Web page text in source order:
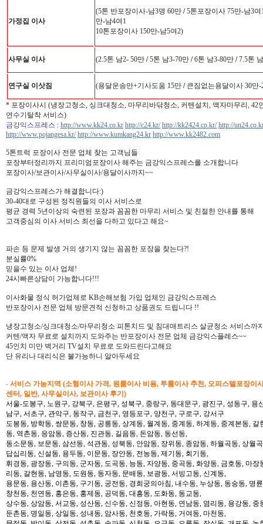
가정집 이사
(5톤 반포장이사-남3명 60만 /5톤포장이사 75만-남3여
만-남4여1
10톤포장이사 150만-남5여2)
사무실 이사 (2.5톤 남2- 50만 /5톤 남3-70만 /6톤 남3-80만 /7.5톤
연구실 이삿짐 (용달운송만+기사도움 15만 /큰짐없는용달이사 30만
* 포장이사시 (냉장고청소, 싱크대청소, 마무리바닦청소, 커텐설치, 액자마무리,
연수기탈착 서비스)
금강익스프레스 : http://www.kk24.co.kr http://c24.kr/ http://kk2424.co.kr/ http://
http://www.pojangesa.kr/ http://www.kumkang24.kr http://www.kk2482.com
5톤트럭 포장이사 전문 업체 찾는 고객님들
포장부터정리까지 프리미엄포장이사 해주는 금강익스프레스를 소개합니다
포장이사/보관이사/사무실이사/용달이사까지~~
금강익스프레스가 해결합니다:)
30-40대로 구성된 정직원들의 이사 서비스로
평균 경력 5년이상의 숙련된 포장과 꼼꼼한 마무리 서비스 및 친절한 안내를 통해
고객중심의 이사 서비스 최선을 다하고 있다고 해요~
파손 등 문제 발생 거의 생기지 않는 꼼꼼한 포장을 찾는다?!
분실률0%
믿을수 있는 이사 업체!
24시빠른상담이 가능합니다!!!
이사화물 정식 허가업체로 KB손해보험 가입 업체인 금강익스프레스
반포장이사 전문 업체 방문견적 신청하고 상품권도 드립니다 !!
냉장고청소/싱크대청소/마무리청소 피톤치드 및 침대매트리스 살균청소 서비스까
커텐/액자 무료로 설치까지 도와주는 반포장이사 전문 업체 금강익스플레스~~
45인치 미만 벽거리 TV설치 무료로 도와드린다고해요
단 유리나 대리식은 불가능하니 알아두세요
- 서비스 가능지역 (소형이사 가격, 원룸이사 비용, 투룸이사 추천, 오피스텔포장이
센터, 일반, 사무실이사, 보관이사 후기)
서울-도봉구, 노원구, 강북구, 은평구, 성북구, 중랑구, 동대문구, 광진구, 성동구,
남구, 서초구, 관악구, 동작구, 금천구, 영등포구, 양천구, 구로구, 강서구
도봉동, 방학동, 쌍문동, 창동, 공릉동, 상계동, 월계동, 중계동, 하계동, 중계본동,
동, 역촌동, 응암동, 증산동, 진관동, 길음동, 돈암동, 동선동,
동소문동, 보문동, 삼선동, 석관동, 성북동, 안암동, 장위동, 종암동, 하월곡동, 상월
답십리동, 신설동, 용두동, 이문동, 장안동, 전농동, 제기동, 회기동,
휘경동, 광장동, 구의동, 군자동, 도곡동, 능동, 자양동, 중곡동, 화양동, 금호동, 마
리동, 갈현동, 남영동, 도원동, 동자동, 문배동, 보광동, 서빙고동, 신계동,
용문동, 용산동, 이촌동, 구기동, 궁전동, 경희궁의아침, 내수동, 누상동, 동숭동, 명
창천동, 천연동, 홍은동, 홍제동, 공덕동, 대흥동, 도화동, 동교동,
상수동, 상암동, 서교동, 성산동, 신수동, 신정동, 아현동, 연남동, 염리동, 용강동,
둔촌동, 명일동, 상일동, 성내동, 암사동, 천호동, 가락동, 거여동, 마천동,